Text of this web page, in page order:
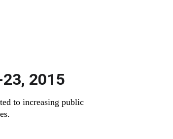
2015
to increasing public